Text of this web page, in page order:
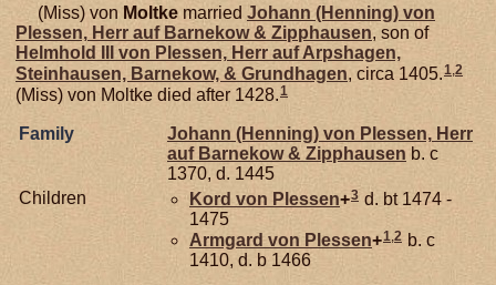
(Miss) von Moltke married Johann (Henning) von
Plessen, Herr auf Barnekow & Zipphausen, son of
Helmhold III von Plessen, Herr auf Arpshagen,
Steinhausen, Barnekow, & Grundhagen, circa 1405.1,2
(Miss) von Moltke died after 1428.1
Family Johann (Henning) von Plessen, Herr
auf Barnekow & Zipphausen b. c
1370, d. 1445
Children
Kord von Plessen+3 d. bt 1474 -
1475
Armgard von Plessen+1,2 b. c
1410, d. b 1466